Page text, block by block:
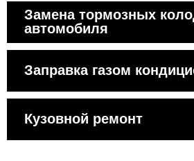
Замена тормозных
автомобиля
Заправка газом
Кузовной ремонт